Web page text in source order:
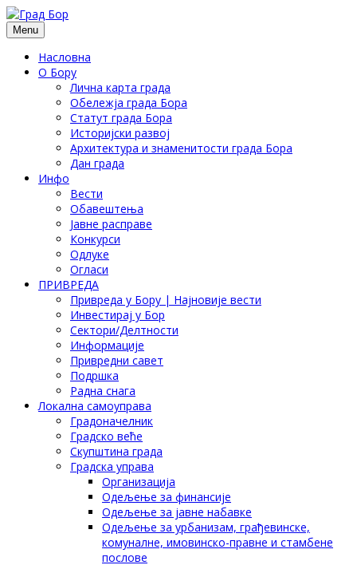
Menu
Насловна
О Бору
Лична карта града
Обележја града Бора
Статут града Бора
Историјски развој
Архитектура и знаменитости града Бора
Дан града
Инфо
Вести
Обавештења
Јавне расправе
Конкурси
Одлуке
Огласи
ПРИВРЕДА
Привреда у Бору | Најновије вести
Инвестирај у Бор
Сектори/Делтности
Информације
Привредни савет
Подршка
Радна снага
Локална самоуправа
Градоначелник
Градско веће
Скупштина града
Градска управа
Организација
Одељење за финансије
Одељење за јавне набавке
Одељење за урбанизам, грађевинске,
комуналне, имовинско-правне и стамбене
послове